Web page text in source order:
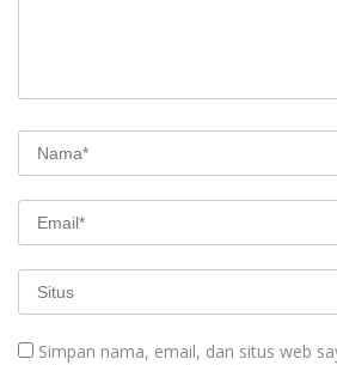
Simpan nama, email, dan situs web